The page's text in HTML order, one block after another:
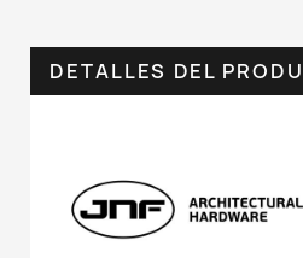
DETALLES DEL